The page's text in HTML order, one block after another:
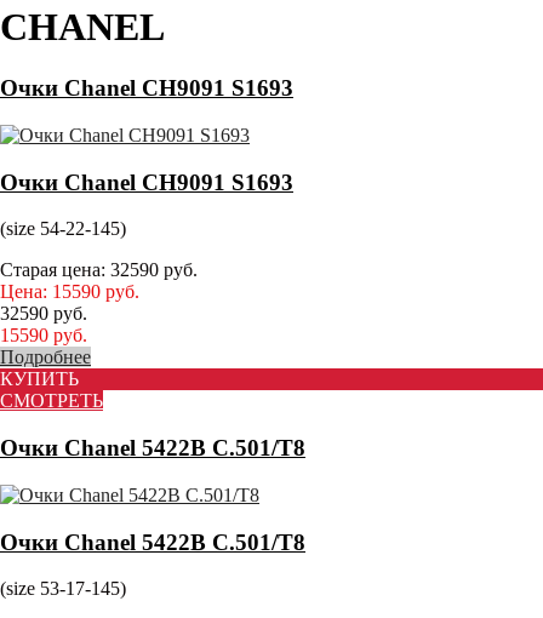
CHANEL
Очки Chanel CH9091 S1693
Очки Chanel CH9091 S1693
(size 54-22-145)
Старая цена: 32590 руб.
Цена: 15590 руб.
32590 руб.
15590 руб.
Подробнее
КУПИТЬ
СМОТРЕТЬ
Очки Chanel 5422B C.501/T8
Очки Chanel 5422B C.501/T8
(size 53-17-145)